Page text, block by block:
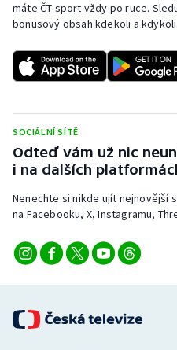
Rychlostní kanoistika
Short track
Sportovní střelba
Stolní tenis
Triatlon
Veslování
Ostatní
máte ČT sport vždy po ruce.
bonusový obsah kdekoli a kdykoli.
SOCIÁLNÍ SÍTĚ
Odteď vám už nic
i na dalších
Nenechte si nikde ujít nejnovější
na Facebooku, X, Instagramu,